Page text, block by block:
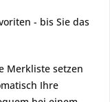
- bis Sie das
Merkliste setzen
Ihre